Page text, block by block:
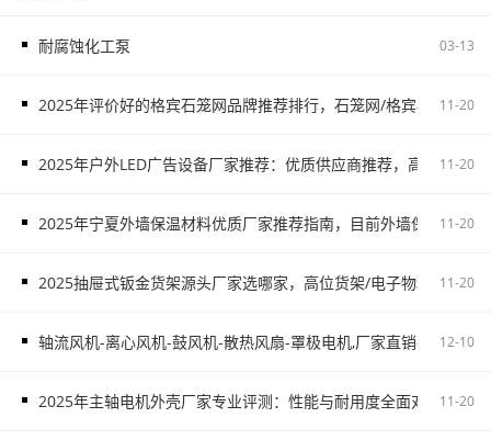
耐腐蚀化工泵 03-13
2025年评价好的格宾石笼网品牌推荐排行，石笼网/格宾石笼网/河
11-20
2025年户外LED广告设备厂家推荐：优质供应商推荐，高铁广告/
11-20
2025年宁夏外墙保温材料优质厂家推荐指南，目前外墙保温材料
11-20
2025抽屉式钣金货架源头厂家选哪家，高位货架/电子物料架/抽
11-20
轴流风机-离心风机-鼓风机-散热风扇-罩极电机,厂家直销-首肯电子
12-10
2025年主轴电机外壳厂家专业评测：性能与耐用度全面对比，主
11-20